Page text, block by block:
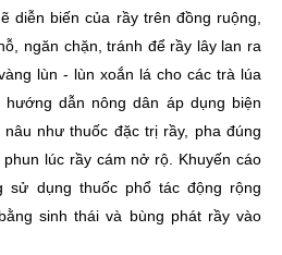
diễn biến của rầy trên đồng ruộng,
ngăn chặn, tránh để rầy lây lan ra
lùn - lùn xoắn lá cho các trà lúa
dẫn nông dân áp dụng biện
nâu như thuốc đặc trị rầy, pha đúng
lúc rầy cám nở rộ. Khuyến cáo
sử dụng thuốc phổ tác động rộng
sinh thái và bùng phát rầy vào